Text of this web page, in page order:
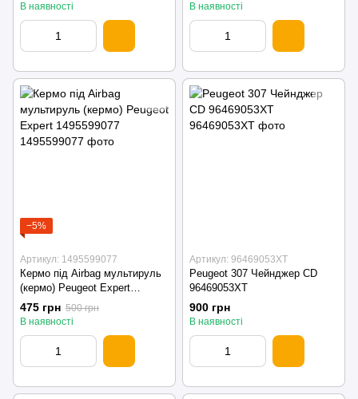
В наявності
В наявності
−5%
Артикул: 1495599077
Кермо під Airbag мультируль
(кермо) Peugeot Expert
1495599077
475 грн 500 грн
В наявності
Артикул: 96469053XT
Peugeot 307 Чейнджер CD
96469053XT
900 грн
В наявності